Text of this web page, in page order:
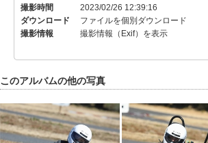
撮影時間
2023/02/26 12:39:16
ダウンロード
ファイルを個別ダウンロード
撮影情報
撮影情報（Exif）を表示
このアルバムの他の写真